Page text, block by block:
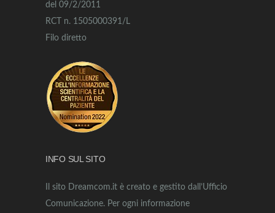
del 09/2/2011
RCT n. 1505000391/L
Filo diretto
INFO SUL SITO
Il sito Dreamcom.it è creato e gestito dall’Ufficio
Comunicazione. Per ogni informazione